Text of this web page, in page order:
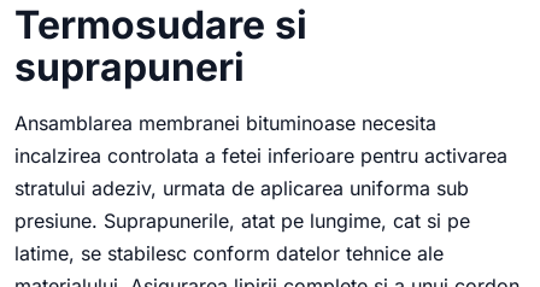
Termosudare si
suprapuneri
Ansamblarea membranei bituminoase necesita
incalzirea controlata a fetei inferioare pentru activarea
stratului adeziv, urmata de aplicarea uniforma sub
presiune. Suprapunerile, atat pe lungime, cat si pe
latime, se stabilesc conform datelor tehnice ale